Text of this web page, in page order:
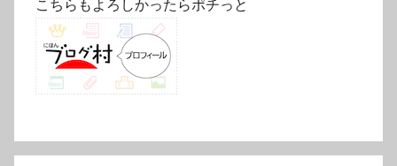
こちらもよろしかったらポチっと